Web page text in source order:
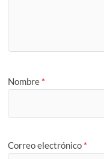
Nombre *
Correo electrónico *